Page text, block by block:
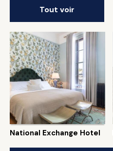
Tout voir
National Exchange Hotel